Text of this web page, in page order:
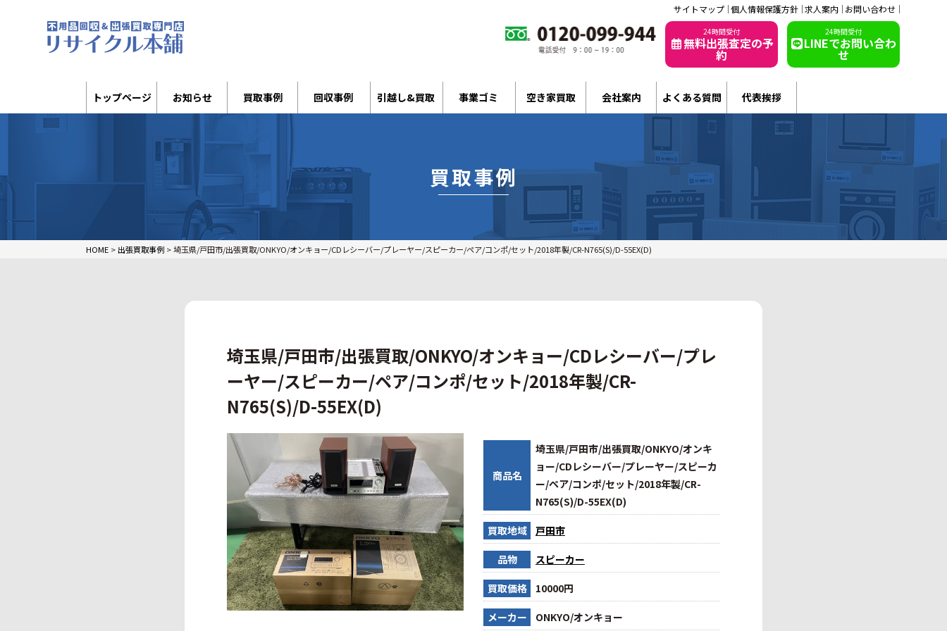
サイトマップ 個人情報保護方針 求人案内 お問い合わせ
24時間受付
無料出張査定の予
約
24時間受付
LINEでお問い合わ
せ
トップページ お知らせ 買取事例 回収事例 引越し&買取 事業ゴミ 空き家買取 会社案内 よくある質問 代表挨拶
買取事例
HOME > 出張買取事例 >埼玉県/戸田市/出張買取/ONKYO/オンキョー/CDレシーバー/プレーヤー/スピーカー/ペア/コンポ/セット/2018年製/CR-N765(S)/D-55EX(D)
埼玉県/戸田市/出張買取/ONKYO/オンキョー/CDレシーバー/プレ
ーヤー/スピーカー/ペア/コンポ/セット/2018年製/CR-
N765(S)/D-55EX(D)
商品名
埼玉県/戸田市/出張買取/ONKYO/オンキ
ョー/CDレシーバー/プレーヤー/スピーカ
ー/ペア/コンポ/セット/2018年製/CR-
N765(S)/D-55EX(D)
買取地域 戸田市
品物 スピーカー
買取価格 10000円
メーカー ONKYO/オンキョー